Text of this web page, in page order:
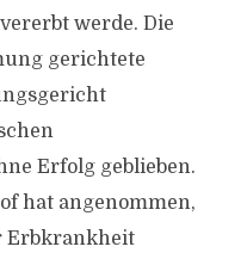
werde. Die
gerichtete
Erfolg geblieben.
hat angenommen,
Erbkrankheit